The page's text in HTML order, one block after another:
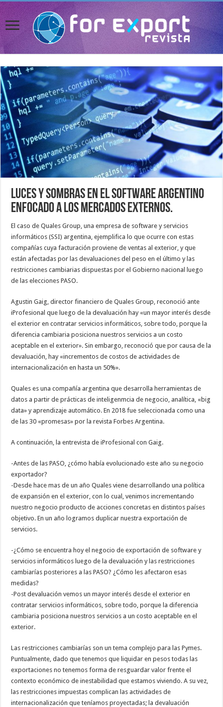
Luces y sombras en el software argentino
enfocado a los mercados externos.
El caso de Quales Group, una empresa de software y servicios
informáticos (SSI) argentina, ejemplifica lo que ocurre con estas
compañías cuya facturación proviene de ventas al exterior, y que
están afectadas por las devaluaciones del peso en el último y las
restricciones cambiarias dispuestas por el Gobierno nacional luego
de las elecciones PASO.
Agustin Gaig, director financiero de Quales Group, reconoció ante
iProfesional que luego de la devaluación hay «un mayor interés desde
el exterior en contratar servicios informáticos, sobre todo, porque la
diferencia cambiaria posiciona nuestros servicios a un costo
aceptable en el exterior». Sin embargo, reconoció que por causa de la
devaluación, hay «incrementos de costos de actividades de
internacionalización en hasta un 50%».
Quales es una compañía argentina que desarrolla herramientas de
datos a partir de prácticas de inteligenmcia de negocio, analítica, «big
data» y aprendizaje automático. En 2018 fue seleccionada como una
de las 30 «promesas» por la revista Forbes Argentina.
A continuación, la entrevista de iProfesional con Gaig.
-Antes de las PASO, ¿cómo había evolucionado este año su negocio
exportador?
-Desde hace mas de un año Quales viene desarrollando una política
de expansión en el exterior, con lo cual, venimos incrementando
nuestro negocio producto de acciones concretas en distintos países
objetivo. En un año logramos duplicar nuestra exportación de
servicios.
-¿Cómo se encuentra hoy el negocio de exportación de software y
servicios informáticos luego de la devaluación y las restricciones
cambiarías posteriores a las PASO? ¿Cómo les afectaron esas
medidas?
-Post devaluación vemos un mayor interés desde el exterior en
contratar servicios informáticos, sobre todo, porque la diferencia
cambiaria posiciona nuestros servicios a un costo aceptable en el
exterior.
Las restricciones cambiarías son un tema complejo para las Pymes.
Puntualmente, dado que tenemos que liquidar en pesos todas las
exportaciones no tenemos forma de resguardar valor frente el
contexto económico de inestabilidad que estamos viviendo. A su vez,
las restricciones impuestas complican las actividades de
internacionalización que teníamos proyectadas; la devaluación